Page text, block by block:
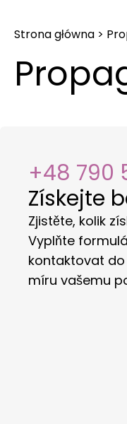
Strona główna >
+48 790
Získejte
Zjistěte, kolik
Vyplňte
kontaktovat
míru vašemu